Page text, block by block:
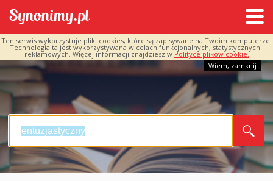
Ten serwis wykorzystuje pliki cookies, które są zapisywane na Twoim komputerze.
Technologia ta jest wykorzystywana w celach funkcjonalnych, statystycznych i
reklamowych. Więcej informacji znajdziesz w Polityce plików cookie.
Wiem, zamknij